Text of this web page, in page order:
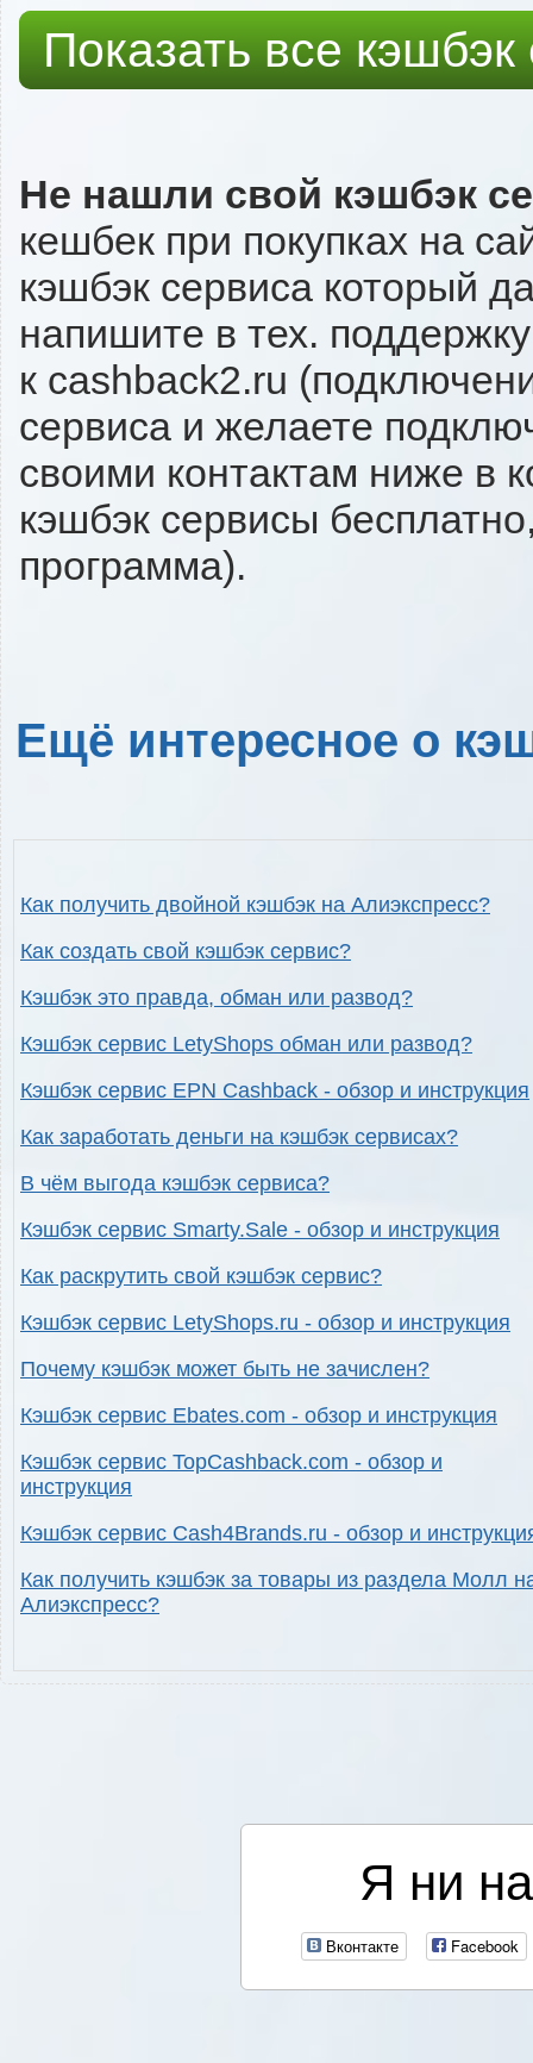
Показать все
Не нашли свой кэшбэк
кешбек при покупках на
кэшбэк сервиса который
напишите в тех.
к cashback2.ru
сервиса и желаете
своими контактам ниже в
кэшбэк сервисы
программа).
Ещё интересное о
Как получить двойной кэшбэк на Алиэкспресс?
Как создать свой кэшбэк сервис?
Кэшбэк это правда, обман или развод?
Кэшбэк сервис LetyShops обман или развод?
Кэшбэк сервис EPN Cashback - обзор и инструкция
Как заработать деньги на кэшбэк сервисах?
В чём выгода кэшбэк сервиса?
Кэшбэк сервис Smarty.Sale - обзор и инструкция
Как раскрутить свой кэшбэк сервис?
Кэшбэк сервис LetyShops.ru - обзор и инструкция
Почему кэшбэк может быть не зачислен?
Кэшбэк сервис Ebates.com - обзор и инструкция
Кэшбэк сервис TopCashback.com - обзор и
инструкция
Кэшбэк сервис Cash4Brands.ru - обзор и
Как получить кэшбэк за товары из раздела Молл
Алиэкспресс?
Я ни
Вконтакте Facebook